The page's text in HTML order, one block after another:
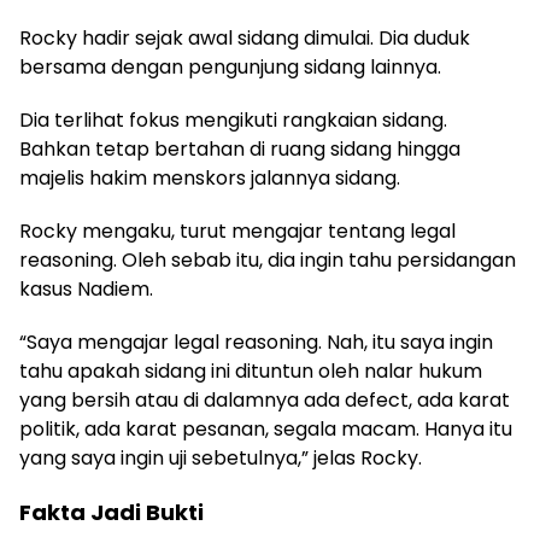
Rocky hadir sejak awal sidang dimulai. Dia duduk
bersama dengan pengunjung sidang lainnya.
Dia terlihat fokus mengikuti rangkaian sidang.
Bahkan tetap bertahan di ruang sidang hingga
majelis hakim menskors jalannya sidang.
Rocky mengaku, turut mengajar tentang legal
reasoning. Oleh sebab itu, dia ingin tahu persidangan
kasus Nadiem.
“Saya mengajar legal reasoning. Nah, itu saya ingin
tahu apakah sidang ini dituntun oleh nalar hukum
yang bersih atau di dalamnya ada defect, ada karat
politik, ada karat pesanan, segala macam. Hanya itu
yang saya ingin uji sebetulnya,” jelas Rocky.
Fakta Jadi Bukti